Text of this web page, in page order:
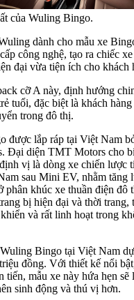
của Wuling Bingo.
dành cho mẫu xe
công nghệ, tạo ra chiếc
đại vừa tiện ích cho khách
cỡ A này, định hướng
tuổi, đặc biệt là khách
trong đô thị.
được lắp ráp tại Việt Nam
Đại diện TMT Motors cho
vị là dòng xe chiến lược
sau Mini EV, nhằm tăng
phân khúc xe thuần điện đô
bị hiện đại và thời trang,
và rất linh hoạt trong
Bingo tại Việt Nam
đồng. Với thiết kế nổi
tiến, mẫu xe này hứa hẹn sẽ
sinh động và thú vị hơn.